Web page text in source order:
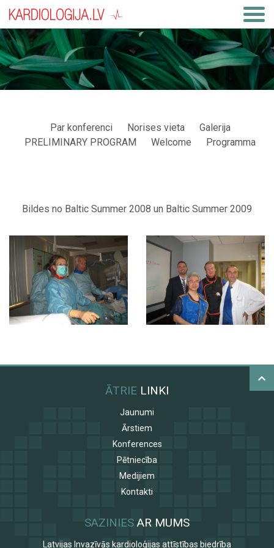
Par konferenci Norises vieta
Galerija
PRELIMINARY PROGRAM
Welcome Programma
Bildes no Baltic Summer 2008 un Baltic Summer 2009
ĀTRIE LINKI
Jaunumi
Ārstiem
Konferences
Pētniecība
Medijiem
Kontakti
SAZINIES AR MUMS
Latvijas Invazīvās kardioloģijas attīstības biedrība